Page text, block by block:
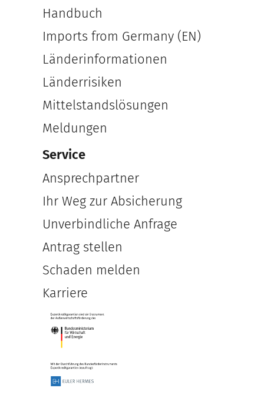
Handbuch
Imports from Germany (EN)
Länderinformationen
Länderrisiken
Mittelstandslösungen
Meldungen
Service
Ansprechpartner
Ihr Weg zur Absicherung
Unverbindliche Anfrage
Antrag stellen
Schaden melden
Karriere